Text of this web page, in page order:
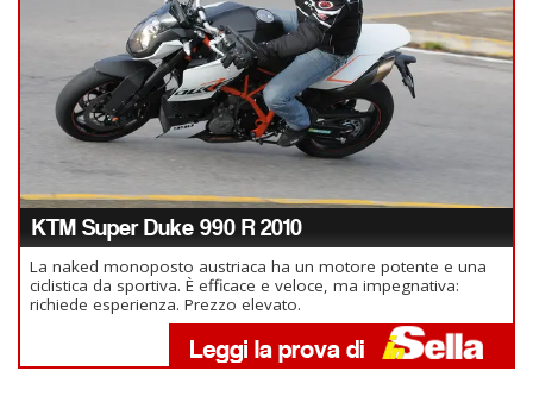
KTM Super Duke 990 R 2010
La naked monoposto austriaca ha un motore potente e una
ciclistica da sportiva. È efficace e veloce, ma impegnativa:
richiede esperienza. Prezzo elevato.